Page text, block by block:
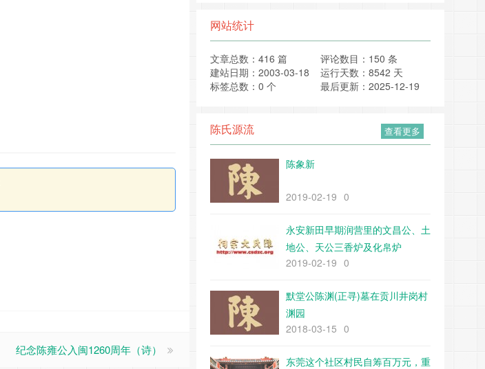
纪念陈雍公入闽1260周年（诗）
网站统计
文章总数：416 篇
评论数目：150 条
建站日期：2003-03-18
运行天数：8542 天
标签总数：0 个
最后更新：2025-12-19
查看更多
陈氏源流
陈象新
2019-02-19 0
永安新田早期润营里的文昌公、土
地公、天公三香炉及化帛炉
2019-02-19 0
默堂公陈渊(正寻)墓在贡川井岗村
渊园
2018-03-15 0
东莞这个社区村民自筹百万元，重